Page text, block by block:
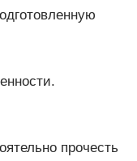
прочесть